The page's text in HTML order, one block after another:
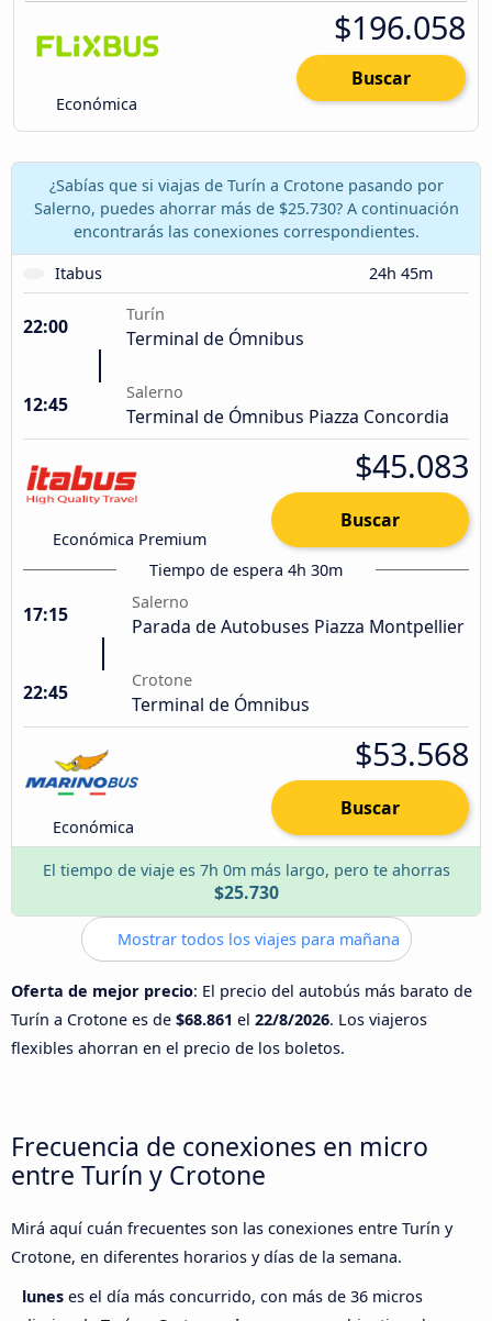
Económica
$196.058
Buscar
¿Sabías que si viajas de Turín a Crotone pasando por
Salerno, puedes ahorrar más de $25.730? A continuación
encontrarás las conexiones correspondientes.
Itabus
24h 45m
22:00
Turín
Terminal de Ómnibus
12:45
Salerno
Terminal de Ómnibus Piazza Concordia
Económica Premium
$45.083
Buscar
Tiempo de espera 4h 30m
17:15
Salerno
Parada de Autobuses Piazza Montpellier
22:45
Crotone
Terminal de Ómnibus
Económica
$53.568
Buscar
El tiempo de viaje es 7h 0m más largo, pero te ahorras
$25.730
Mostrar todos los viajes para mañana
Oferta de mejor precio: El precio del autobús más barato de
Turín a Crotone es de $68.861 el 22/8/2026. Los viajeros
flexibles ahorran en el precio de los boletos.
Frecuencia de conexiones en micro
entre Turín y Crotone
Mirá aquí cuán frecuentes son las conexiones entre Turín y
Crotone, en diferentes horarios y días de la semana.
lunes es el día más concurrido, con más de 36 micros